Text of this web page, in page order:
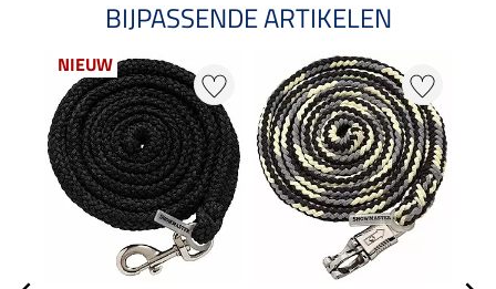
BIJPASSENDE ARTIKELEN
NIEUW